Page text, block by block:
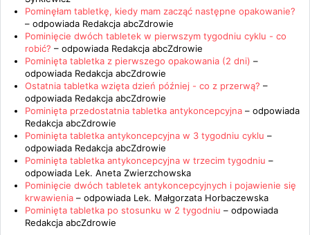
Pominęłam tabletkę, kiedy mam zacząć następne opakowanie?
– odpowiada Redakcja abcZdrowie
Pominięcie dwóch tabletek w pierwszym tygodniu cyklu - co
robić? – odpowiada Redakcja abcZdrowie
Pominięta tabletka z pierwszego opakowania (2 dni) –
odpowiada Redakcja abcZdrowie
Ostatnia tabletka wzięta dzień później - co z przerwą? –
odpowiada Redakcja abcZdrowie
Pominięta przedostatnia tabletka antykoncepcyjna – odpowiada
Redakcja abcZdrowie
Pominięta tabletka antykoncepcyjna w 3 tygodniu cyklu –
odpowiada Redakcja abcZdrowie
Pominięta tabletka antykoncepcyjna w trzecim tygodniu –
odpowiada Lek. Aneta Zwierzchowska
Pominięcie dwóch tabletek antykoncepcyjnych i pojawienie się
krwawienia – odpowiada Lek. Małgorzata Horbaczewska
Pominięta tabletka po stosunku w 2 tygodniu – odpowiada
Redakcja abcZdrowie